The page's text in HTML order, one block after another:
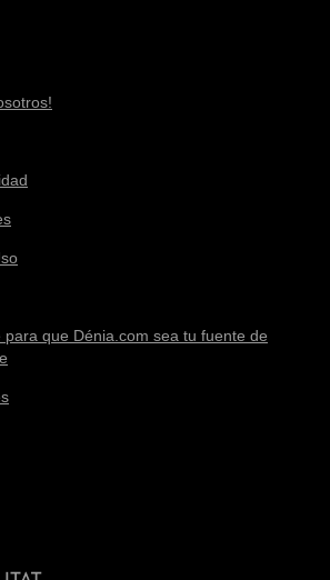
que Dénia.com sea tu fuente de